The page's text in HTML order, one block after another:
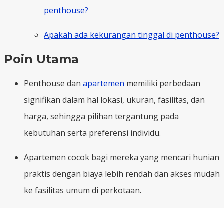
penthouse?
Apakah ada kekurangan tinggal di penthouse?
Poin Utama
Penthouse dan apartemen memiliki perbedaan
signifikan dalam hal lokasi, ukuran, fasilitas, dan
harga, sehingga pilihan tergantung pada
kebutuhan serta preferensi individu.
Apartemen cocok bagi mereka yang mencari hunian
praktis dengan biaya lebih rendah dan akses mudah
ke fasilitas umum di perkotaan.